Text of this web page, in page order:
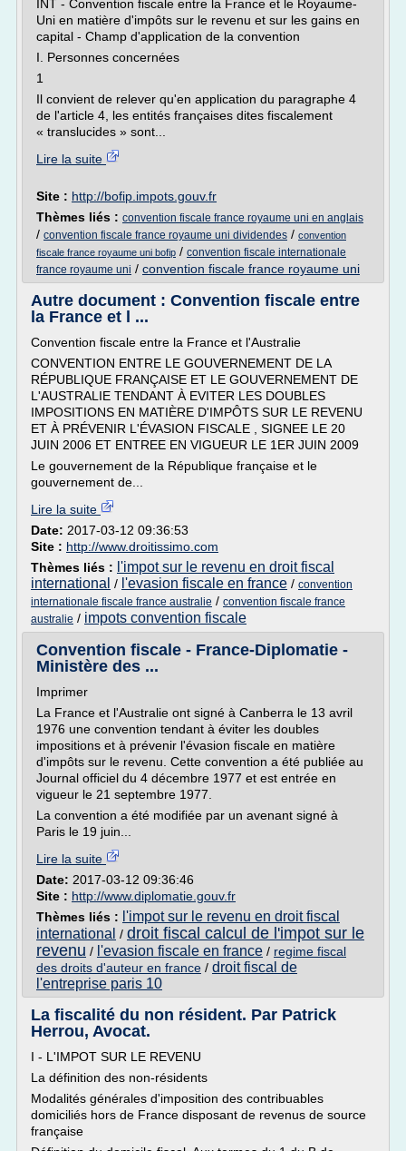
INT - Convention fiscale entre la France et le Royaume-
Uni en matière d'impôts sur le revenu et sur les gains en
capital - Champ d'application de la convention
I. Personnes concernées
1
Il convient de relever qu'en application du paragraphe 4
de l'article 4, les entités françaises dites fiscalement
« translucides » sont...
Lire la suite
Site : http://bofip.impots.gouv.fr
Thèmes liés : convention fiscale france royaume uni en anglais
/ convention fiscale france royaume uni dividendes / convention
fiscale france royaume uni bofip / convention fiscale internationale
france royaume uni / convention fiscale france royaume uni
Autre document : Convention fiscale entre
la France et l ...
Convention fiscale entre la France et l'Australie
CONVENTION ENTRE LE GOUVERNEMENT DE LA
RÉPUBLIQUE FRANÇAISE ET LE GOUVERNEMENT DE
L'AUSTRALIE TENDANT À EVITER LES DOUBLES
IMPOSITIONS EN MATIÈRE D'IMPÔTS SUR LE REVENU
ET À PRÉVENIR L'ÉVASION FISCALE , SIGNEE LE 20
JUIN 2006 ET ENTREE EN VIGUEUR LE 1ER JUIN 2009
Le gouvernement de la République française et le
gouvernement de...
Lire la suite
Date: 2017-03-12 09:36:53
Site : http://www.droitissimo.com
Thèmes liés : l'impot sur le revenu en droit fiscal
international / l'evasion fiscale en france / convention
internationale fiscale france australie / convention fiscale france
australie / impots convention fiscale
Convention fiscale - France-Diplomatie -
Ministère des ...
Imprimer
La France et l'Australie ont signé à Canberra le 13 avril
1976 une convention tendant à éviter les doubles
impositions et à prévenir l'évasion fiscale en matière
d'impôts sur le revenu. Cette convention a été publiée au
Journal officiel du 4 décembre 1977 et est entrée en
vigueur le 21 septembre 1977.
La convention a été modifiée par un avenant signé à
Paris le 19 juin...
Lire la suite
Date: 2017-03-12 09:36:46
Site : http://www.diplomatie.gouv.fr
Thèmes liés : l'impot sur le revenu en droit fiscal
international / droit fiscal calcul de l'impot sur le
revenu / l'evasion fiscale en france / regime fiscal
des droits d'auteur en france / droit fiscal de
l'entreprise paris 10
La fiscalité du non résident. Par Patrick
Herrou, Avocat.
I - L'IMPOT SUR LE REVENU
La définition des non-résidents
Modalités générales d'imposition des contribuables
domiciliés hors de France disposant de revenus de source
française